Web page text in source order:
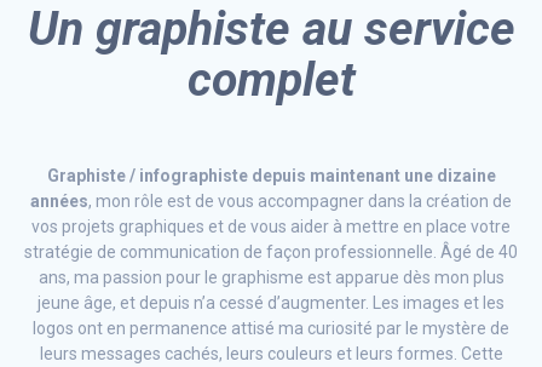
Un graphiste au service
complet
Graphiste / infographiste depuis maintenant une dizaine
années, mon rôle est de vous accompagner dans la création de
vos projets graphiques et de vous aider à mettre en place votre
stratégie de communication de façon professionnelle. Âgé de 40
ans, ma passion pour le graphisme est apparue dès mon plus
jeune âge, et depuis n’a cessé d’augmenter. Les images et les
logos ont en permanence attisé ma curiosité par le mystère de
leurs messages cachés, leurs couleurs et leurs formes. Cette